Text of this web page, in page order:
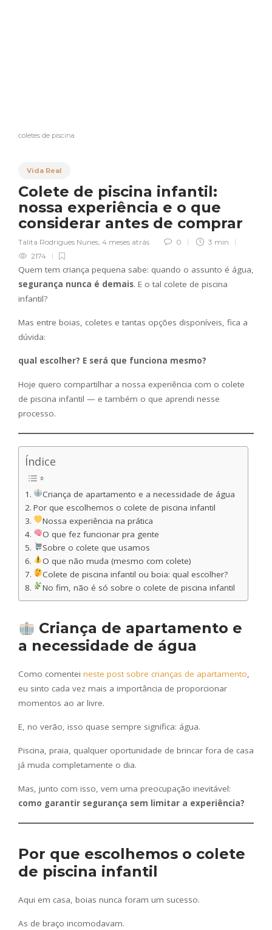
coletes de piscina
Vida Real
Colete de piscina infantil:
nossa experiência e o que
considerar antes de comprar
Talita Rodrigues Nunes, 4 meses atrás 0
3 min
2174
Quem tem criança pequena sabe: quando o assunto é água,
segurança nunca é demais. E o tal colete de piscina
infantil?
Mas entre boias, coletes e tantas opções disponíveis, fica a
dúvida:
qual escolher? E será que funciona mesmo?
Hoje quero compartilhar a nossa experiência com o colete
de piscina infantil — e também o que aprendi nesse
processo.
Índice
Criança de apartamento e a necessidade de água
Por que escolhemos o colete de piscina infantil
Nossa experiência na prática
O que fez funcionar pra gente
Sobre o colete que usamos
O que não muda (mesmo com colete)
Colete de piscina infantil ou boia: qual escolher?
No fim, não é só sobre o colete de piscina infantil
Criança de apartamento e
a necessidade de água
Como comentei neste post sobre crianças de apartamento,
eu sinto cada vez mais a importância de proporcionar
momentos ao ar livre.
E, no verão, isso quase sempre significa: água.
Piscina, praia, qualquer oportunidade de brincar fora de casa
já muda completamente o dia.
Mas, junto com isso, vem uma preocupação inevitável:
como garantir segurança sem limitar a experiência?
Por que escolhemos o colete
de piscina infantil
Aqui em casa, boias nunca foram um sucesso.
As de braço incomodavam.